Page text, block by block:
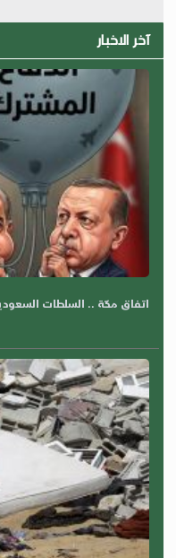
آخر الاخبار
اتفاق مكّة .. السلطات